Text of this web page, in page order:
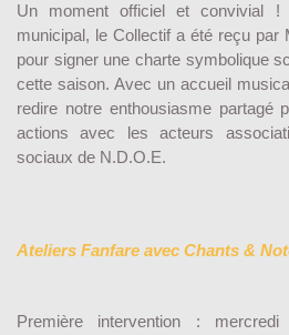
Un moment officiel et convivial !
municipal, le Collectif a été reçu par
pour signer une charte symbolique
cette saison. Avec un accueil
redire notre enthousiasme partagé
actions avec les acteurs
sociaux de N.D.O.E.
Ateliers Fanfare avec Chants &
Première intervention :